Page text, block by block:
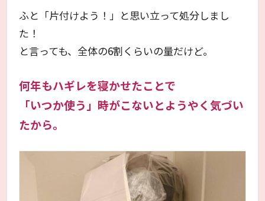
ふと「片付けよう！」と思い立って処分しまし
た！
と言っても、全体の6割くらいの量だけど。
何年もハギレを寝かせたことで
「いつか使う」時がこないとようやく気づい
たから。